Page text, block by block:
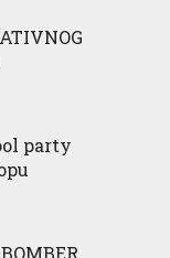
party